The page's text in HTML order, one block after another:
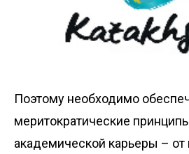
Поэтому необходимо
меритократические
академической карьеры – от